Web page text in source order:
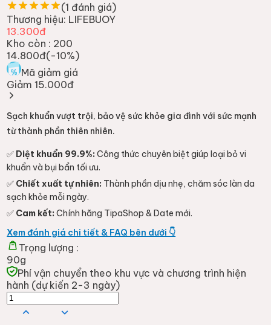
(1 đánh giá)
Thương hiệu: LIFEBUOY
13.300đ
Kho còn : 200
14.800đ(-10%)
Mã giảm giá
Giảm 15.000đ
Sạch khuẩn vượt trội, bảo vệ sức khỏe gia đình với sức mạnh
từ thành phần thiên nhiên.
✅ Diệt khuẩn 99.9%: Công thức chuyên biệt giúp loại bỏ vi
khuẩn và bụi bẩn tối ưu.
✅ Chiết xuất tự nhiên: Thành phần dịu nhẹ, chăm sóc làn da
sạch khỏe mỗi ngày.
✅ Cam kết: Chính hãng TipaShop & Date mới.
Xem đánh giá chi tiết & FAQ bên dưới 👇
Trọng lượng :
90g
Phí vận chuyển theo khu vực và chương trình hiện
hành (dự kiến 2-3 ngày)